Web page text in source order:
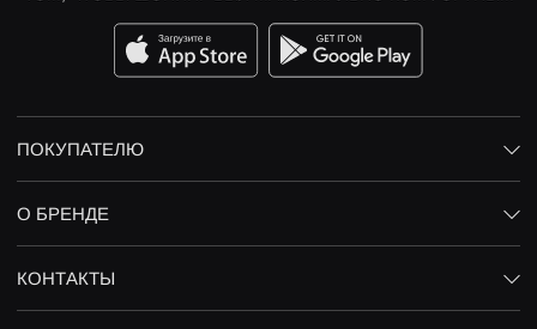
ПОКУПАТЕЛЮ
О БРЕНДЕ
КОНТАКТЫ